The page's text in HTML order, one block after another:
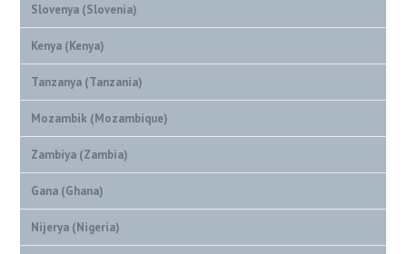
Slovenya (Slovenia)
Kenya (Kenya)
Tanzanya (Tanzania)
Mozambik (Mozambique)
Zambiya (Zambia)
Gana (Ghana)
Nijerya (Nigeria)